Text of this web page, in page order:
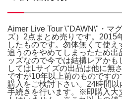
Aimer Live Tour \"DAWN\"・マ
ズ）2点まとめ売りです。2015
したものです。勿体無くて使え
追うのをやめてしまったため
ッズなので今では結構レアかも
してはLサイズの出品は他に無
ですが10年以上前のものです
購入をご検討下さい。24時間
手続きを行います。※即購入大